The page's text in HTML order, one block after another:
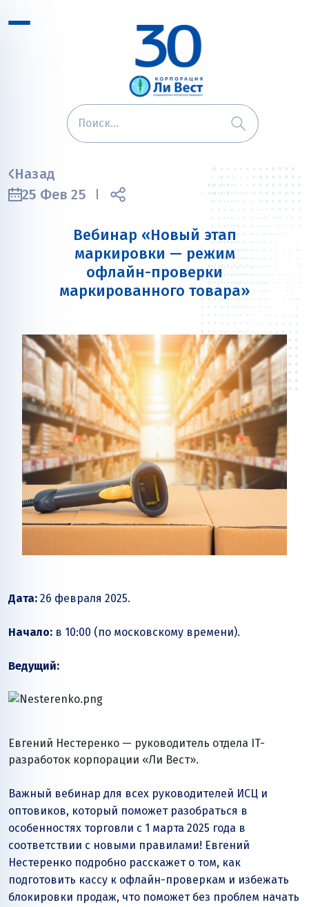
Назад
25 Фев 25
Вебинар «Новый этап
маркировки — режим
офлайн-проверки
маркированного товара»
Дата: 26 февраля 2025.
Начало: в 10:00 (по московскому времени).
Ведущий:
Евгений Нестеренко — руководитель отдела IT-
разработок корпорации «Ли Вест».
Важный вебинар для всех руководителей ИСЦ и
оптовиков, который поможет разобраться в
особенностях торговли с 1 марта 2025 года в
соответствии с новыми правилами! Евгений
Нестеренко подробно расскажет о том, как
подготовить кассу к офлайн-проверкам и избежать
блокировки продаж, что поможет без проблем начать